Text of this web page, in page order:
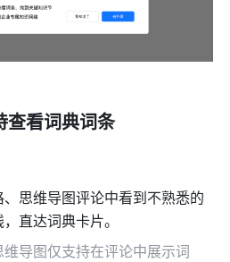
查看词典词条
思维导图评论中看到不熟悉的
直达词典卡片。
导图仅支持在评论中展示词